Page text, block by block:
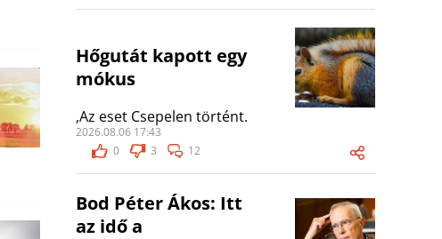
Hőgutát kapott egy
mókus
,Az eset Csepelen történt.
2026.08.06 17:43
0
3 12
Bod Péter Ákos: Itt
az idő a